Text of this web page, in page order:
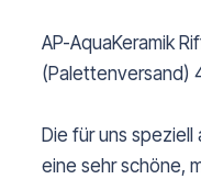
AP-AquaKeramik
(Palettenversand)
Die für uns
eine sehr schöne,